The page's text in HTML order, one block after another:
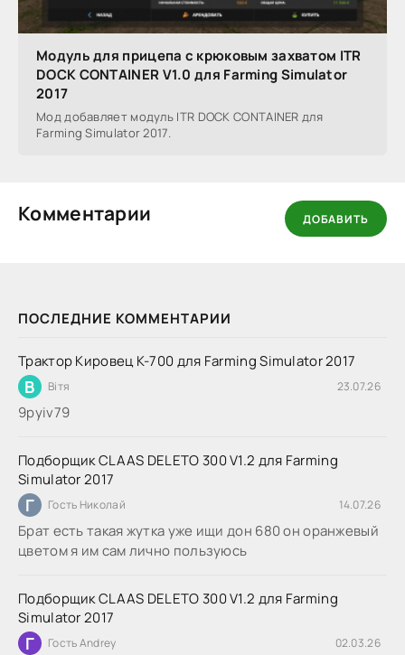
ПОСЛЕДНИЕ КОММЕНТАРИИ
Трактор Кировец К-700 для Farming Simulator 2017
В Вітя 23.07.26
9руіv79
Подборщик CLAAS DELETO 300 V1.2 для Farming
Simulator 2017
Г Гость Николай 14.07.26
Брат есть такая жутка уже ищи дон 680 он оранжевый
цветом я им сам лично пользуюсь
Подборщик CLAAS DELETO 300 V1.2 для Farming
Simulator 2017
Г Гость Andrey 02.03.26
Модуль для прицепа с крюковым захватом ITR
DOCK CONTAINER V1.0 для Farming Simulator
2017
Мод добавляет модуль ITR DOCK CONTAINER для
Farming Simulator 2017.
Комментарии ДОБАВИТЬ